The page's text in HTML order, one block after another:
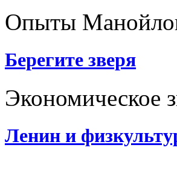
Опыты
Берегите зверя
Экономическое
Ленин и